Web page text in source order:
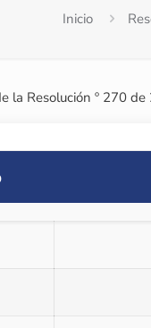
Inicio
Resolución º 270